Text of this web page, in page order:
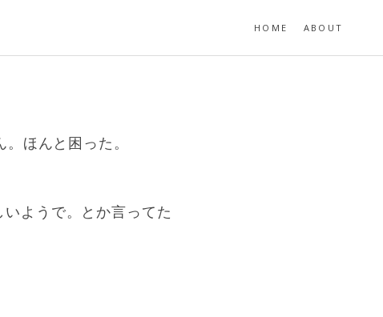
HOME ABOUT
ほんと困った。
ようで。とか言ってた